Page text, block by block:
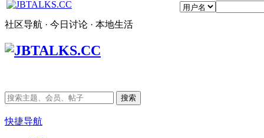
社区导航 · 今日讨论 · 本地生活
搜索
快捷导航